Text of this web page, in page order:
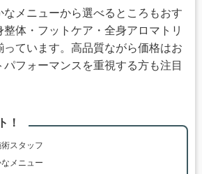
メニューから選べるところもおす
体・フットケア・全身アロマトリ
っています。高品質ながら価格はお
フォーマンスを重視する方も注目
！
スタッフ
メニュー